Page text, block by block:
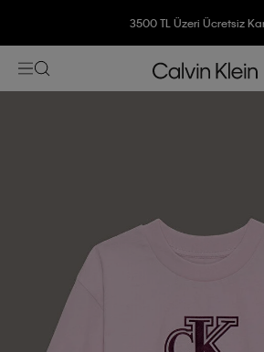
3500 TL Üzeri Ücretsiz
7500 TL Ve Üzeri Alışverişlerinizde 6